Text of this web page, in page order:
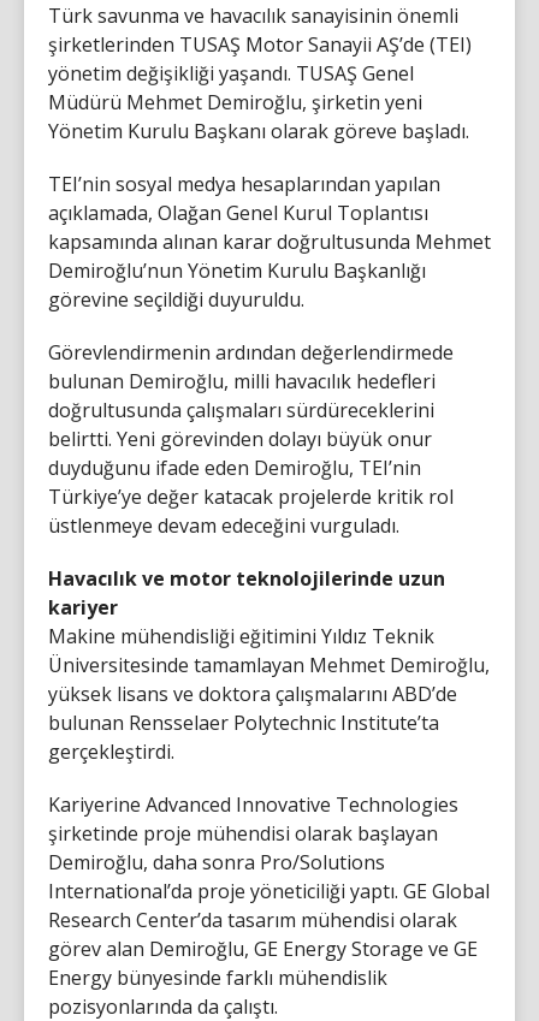
Türk savunma ve havacılık sanayisinin önemli
şirketlerinden TUSAŞ Motor Sanayii AŞ’de (TEI)
yönetim değişikliği yaşandı. TUSAŞ Genel
Müdürü Mehmet Demiroğlu, şirketin yeni
Yönetim Kurulu Başkanı olarak göreve başladı.
TEI’nin sosyal medya hesaplarından yapılan
açıklamada, Olağan Genel Kurul Toplantısı
kapsamında alınan karar doğrultusunda Mehmet
Demiroğlu’nun Yönetim Kurulu Başkanlığı
görevine seçildiği duyuruldu.
Görevlendirmenin ardından değerlendirmede
bulunan Demiroğlu, milli havacılık hedefleri
doğrultusunda çalışmaları sürdüreceklerini
belirtti. Yeni görevinden dolayı büyük onur
duyduğunu ifade eden Demiroğlu, TEI’nin
Türkiye’ye değer katacak projelerde kritik rol
üstlenmeye devam edeceğini vurguladı.
Havacılık ve motor teknolojilerinde uzun
kariyer
Makine mühendisliği eğitimini Yıldız Teknik
Üniversitesinde tamamlayan Mehmet Demiroğlu,
yüksek lisans ve doktora çalışmalarını ABD’de
bulunan Rensselaer Polytechnic Institute’ta
gerçekleştirdi.
Kariyerine Advanced Innovative Technologies
şirketinde proje mühendisi olarak başlayan
Demiroğlu, daha sonra Pro/Solutions
International’da proje yöneticiliği yaptı. GE Global
Research Center’da tasarım mühendisi olarak
görev alan Demiroğlu, GE Energy Storage ve GE
Energy bünyesinde farklı mühendislik
pozisyonlarında da çalıştı.